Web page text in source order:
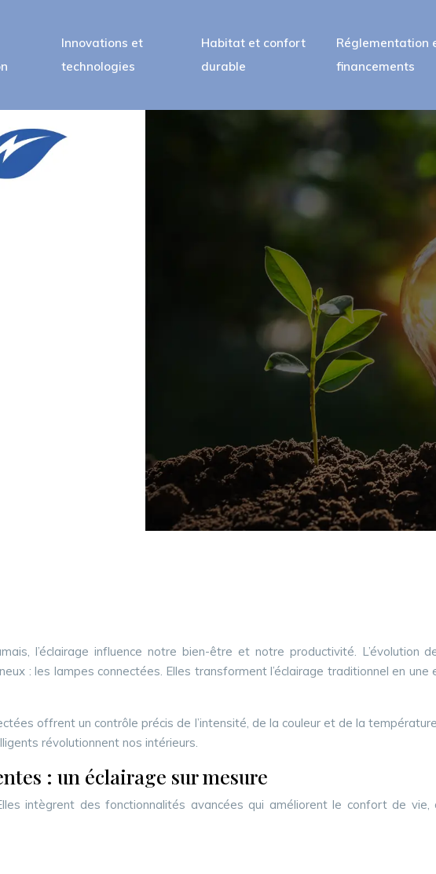
Innovations et
technologies
Habitat et confort
durable
Réglementation
financements
l’éclairage influence notre bien-être et notre productivité. L’évolution
: les lampes connectées. Elles transforment l’éclairage traditionnel en
offrent un contrôle précis de l’intensité, de la couleur et de la
révolutionnent nos intérieurs.
: un éclairage sur mesure
intègrent des fonctionnalités avancées qui améliorent le confort de vie,